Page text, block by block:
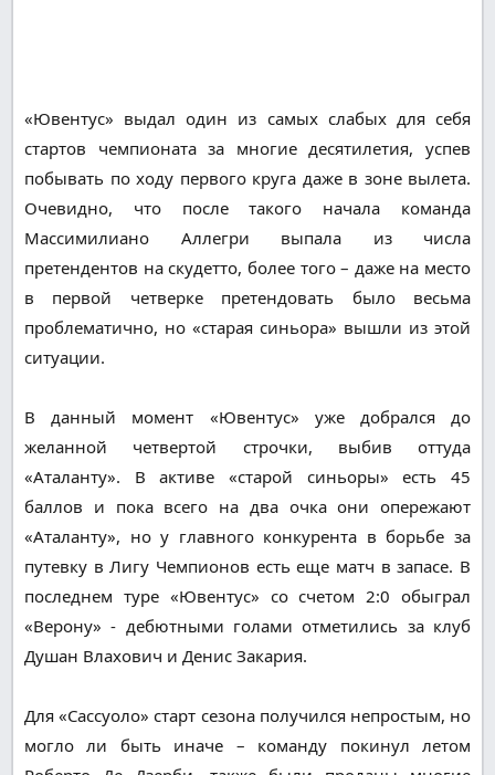
«Ювентус» выдал один из самых слабых для себя
стартов чемпионата за многие десятилетия, успев
побывать по ходу первого круга даже в зоне вылета.
Очевидно, что после такого начала команда
Массимилиано Аллегри выпала из числа
претендентов на скудетто, более того – даже на место
в первой четверке претендовать было весьма
проблематично, но «старая синьора» вышли из этой
ситуации.
В данный момент «Ювентус» уже добрался до
желанной четвертой строчки, выбив оттуда
«Аталанту». В активе «старой синьоры» есть 45
баллов и пока всего на два очка они опережают
«Аталанту», но у главного конкурента в борьбе за
путевку в Лигу Чемпионов есть еще матч в запасе. В
последнем туре «Ювентус» со счетом 2:0 обыграл
«Верону» - дебютными голами отметились за клуб
Душан Влахович и Денис Закария.
Для «Сассуоло» старт сезона получился непростым, но
могло ли быть иначе – команду покинул летом